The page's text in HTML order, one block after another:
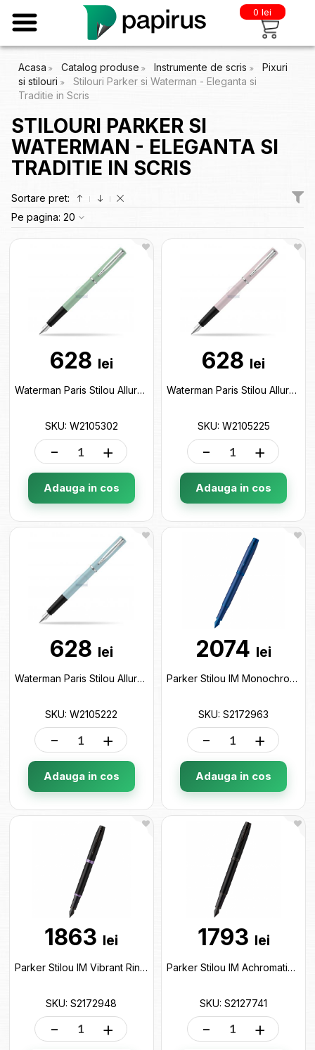
0 lei
Acasa Catalog produse Instrumente de scris
Pixuri
si stilouri
Stilouri Parker si Waterman - Eleganta si
Traditie in Scris
STILOURI PARKER SI
WATERMAN - ELEGANTA SI
TRADITIE IN SCRIS
Sortare pret:
Pe pagina: 20
628 lei
Waterman Paris Stilou Allure PSTL Green FP F W2105302
SKU: W2105302
- +
Adauga in cos
628 lei
Waterman Paris Stilou Allure PSTL Pink FP F W2105225
SKU: W2105225
- +
Adauga in cos
628 lei
Waterman Paris Stilou Allure PSTL Blue FP F W2105222
SKU: W2105222
- +
Adauga in cos
2074 lei
Parker Stilou IM Monochrome blue S2172963
SKU: S2172963
- +
Adauga in cos
1863 lei
Parker Stilou IM Vibrant Rings Flame Amethyst Purple S2172948
SKU: S2172948
- +
1793 lei
Parker Stilou IM Achromatic Black S2127741
SKU: S2127741
- +